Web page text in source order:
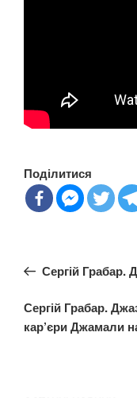
Поділитися
записів
Попередній
Сергій Грабар.
Наступний
запис
Сергій Грабар.
кар’єри Джамали